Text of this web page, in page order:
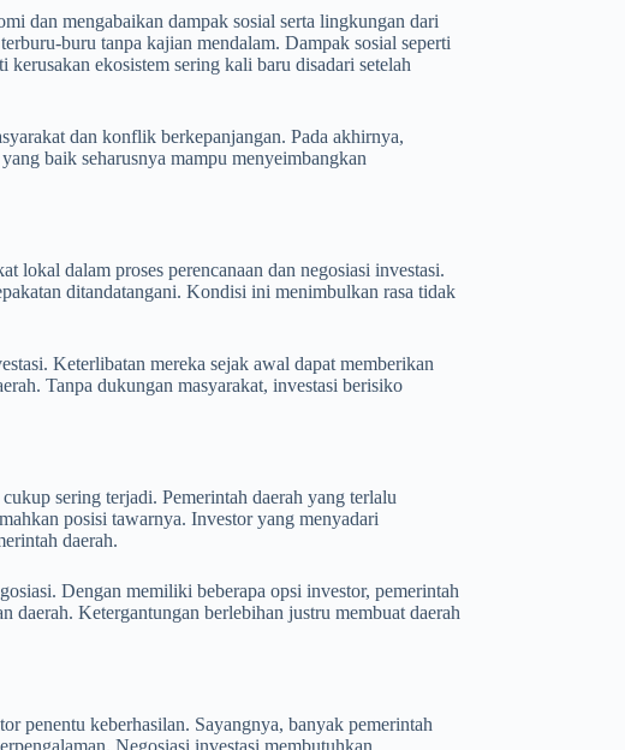
dan mengabaikan dampak sosial serta lingkungan dari
buru tanpa kajian mendalam. Dampak sosial seperti
kerusakan ekosistem sering kali baru disadari setelah
dan konflik berkepanjangan. Pada akhirnya,
baik seharusnya mampu menyeimbangkan
lokal dalam proses perencanaan dan negosiasi investasi.
ditandatangani. Kondisi ini menimbulkan rasa tidak
Keterlibatan mereka sejak awal dapat memberikan
Tanpa dukungan masyarakat, investasi berisiko
sering terjadi. Pemerintah daerah yang terlalu
posisi tawarnya. Investor yang menyadari
daerah.
Dengan memiliki beberapa opsi investor, pemerintah
daerah. Ketergantungan berlebihan justru membuat daerah
penentu keberhasilan. Sayangnya, banyak pemerintah
Negosiasi investasi membutuhkan